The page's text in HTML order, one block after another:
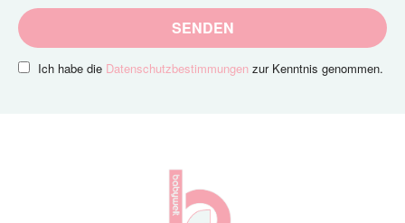
SENDEN
Ich habe die Datenschutzbestimmungen zur Kenntnis genommen.